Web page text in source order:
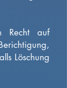
Recht auf
Löschung